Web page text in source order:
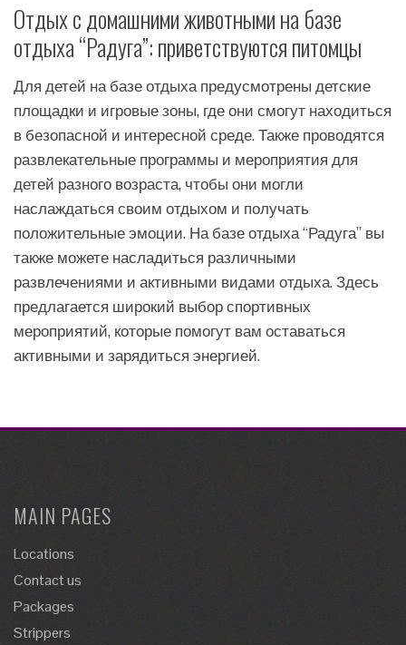
Отдых с домашними животными на базе
отдыха “Радуга”: приветствуются питомцы
Для детей на базе отдыха предусмотрены детские
площадки и игровые зоны, где они смогут находиться
в безопасной и интересной среде. Также проводятся
развлекательные программы и мероприятия для
детей разного возраста, чтобы они могли
наслаждаться своим отдыхом и получать
положительные эмоции. На базе отдыха “Радуга” вы
также можете насладиться различными
развлечениями и активными видами отдыха. Здесь
предлагается широкий выбор спортивных
мероприятий, которые помогут вам оставаться
активными и зарядиться энергией.
MAIN PAGES
Locations
Contact us
Packages
Strippers